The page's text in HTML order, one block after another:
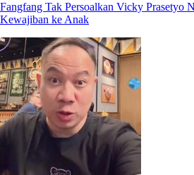
Fangfang Tak Persoalkan Vicky Prasetyo
Kewajiban ke Anak